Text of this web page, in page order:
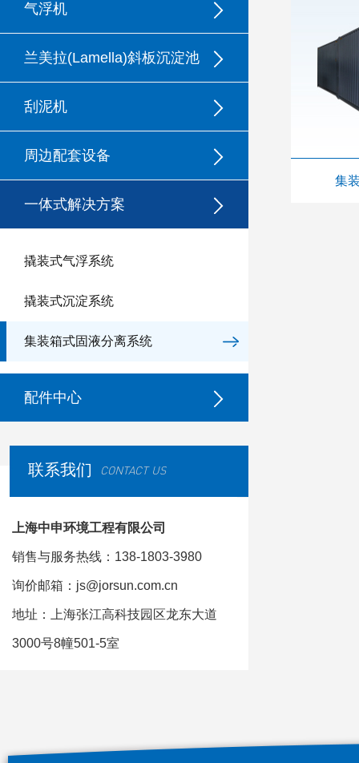
气浮机
兰美拉(Lamella)斜板沉淀池
刮泥机
周边配套设备
一体式解决方案
撬装式气浮系统
撬装式沉淀系统
集装箱式固液分离系统
配件中心
联系我们 CONTACT US
上海中申环境工程有限公司
销售与服务热线：138-1803-3980
询价邮箱：js@jorsun.com.cn
地址：上海张江高科技园区龙东大道
3000号8幢501-5室
集